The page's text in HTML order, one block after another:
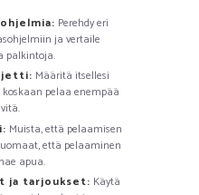
Perehdy eri
ja vertaile
palkintoja.
Määritä itsellesi
pelaa enempää
Muista, että pelaamisen
että pelaaminen
apua.
ja tarjoukset: Käytä